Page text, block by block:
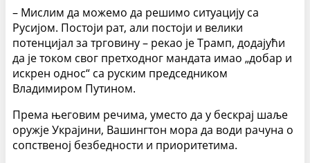
– Мислим да можемо да решимо ситуацију са
Русијом. Постоји рат, али постоји и велики
потенцијал за трговину – рекао је Трамп, додајући
да је током свог претходног мандата имао „добар и
искрен однос“ са руским председником
Владимиром Путином.
Према његовим речима, уместо да у бескрај шаље
оружје Украјини, Вашингтон мора да води рачуна о
сопственој безбедности и приоритетима.